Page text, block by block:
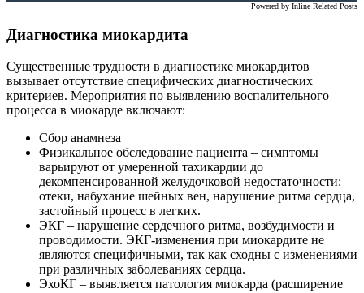
Powered by Inline Related Posts
Диагностика миокардита
Существенные трудности в диагностике миокардитов
вызывает отсутствие специфических диагностических
критериев. Мероприятия по выявлению воспалительного
процесса в миокарде включают:
Сбор анамнеза
Физикальное обследование пациента – симптомы
варьируют от умеренной тахикардии до
декомпенсированной желудочковой недостаточности:
отеки, набухание шейных вен, нарушение ритма сердца,
застойный процесс в легких.
ЭКГ – нарушение сердечного ритма, возбудимости и
проводимости. ЭКГ-изменения при миокардите не
являются специфичными, так как сходны с изменениями
при различных заболеваниях сердца.
ЭхоКГ – выявляется патология миокарда (расширение